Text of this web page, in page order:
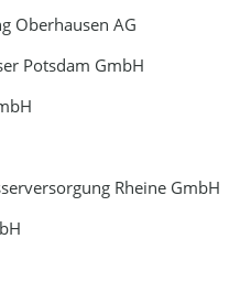
Oberhausen AG
Potsdam GmbH
Rheine GmbH